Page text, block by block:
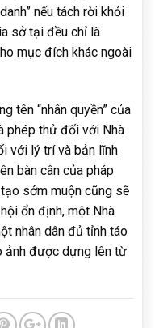
nếu tách rời khỏi
sở tại đều chỉ là
mục đích khác ngoài
tên “nhân quyền” của
phép thử đối với Nhà
với lý trí và bản lĩnh
bàn cân của pháp
sớm muộn cũng sẽ
ổn định, một Nhà
nhân dân đủ tỉnh táo
ảnh được dựng lên từ